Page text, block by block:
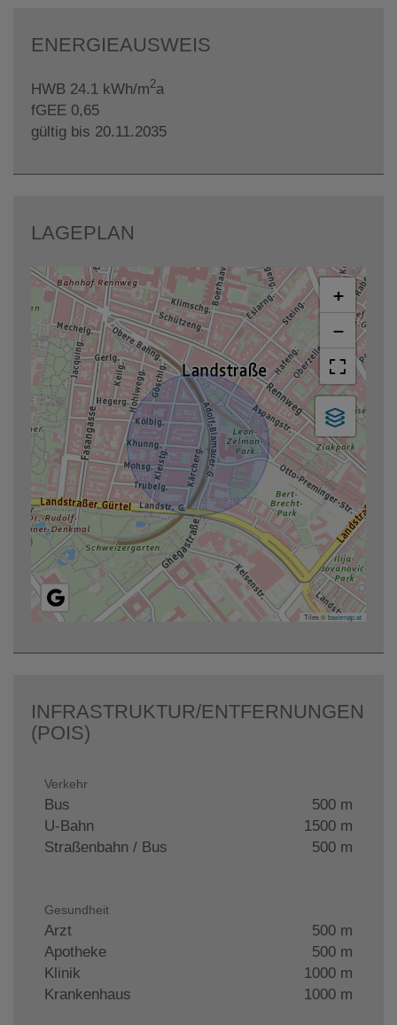
ENERGIEAUSWEIS
HWB 24.1 kWh/m2a
fGEE 0,65
gültig bis 20.11.2035
LAGEPLAN
+
−
Tiles ©basemap.at
INFRASTRUKTUR/ENTFERNUNGEN
(POIS)
Verkehr
Bus
500 m
U-Bahn
1500 m
Straßenbahn / Bus
500 m
Gesundheit
Arzt
500 m
Apotheke
500 m
Klinik
1000 m
Krankenhaus
1000 m